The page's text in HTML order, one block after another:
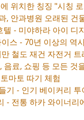
위치한 칭징 "시칭
, 안과병원 오래된
- 미야하라 아이
스 - 70년 이상의 역
철도 재건 자전거 트
료, 쇼핑 등 모든 것
마토 따기 체험
기 - 인기 베이커리 투
- 전통 하카 와이너